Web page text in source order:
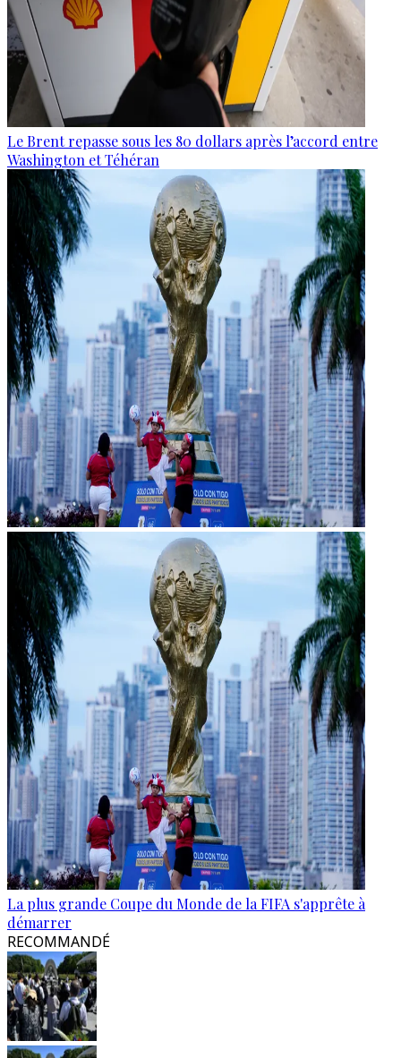
Le Brent repasse sous les 80 dollars après l’accord entre
Washington et Téhéran
La plus grande Coupe du Monde de la FIFA s'apprête à
démarrer
RECOMMANDÉ